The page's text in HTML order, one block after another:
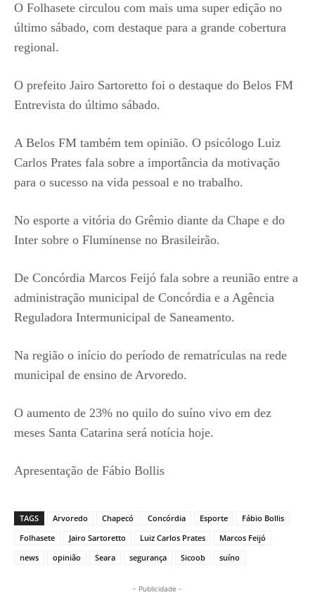
O Folhasete circulou com mais uma super edição no
último sábado, com destaque para a grande cobertura
regional.
O prefeito Jairo Sartoretto foi o destaque do Belos FM
Entrevista do último sábado.
A Belos FM também tem opinião. O psicólogo Luiz
Carlos Prates fala sobre a importância da motivação
para o sucesso na vida pessoal e no trabalho.
No esporte a vitória do Grêmio diante da Chape e do
Inter sobre o Fluminense no Brasileirão.
De Concórdia Marcos Feijó fala sobre a reunião entre a
administração municipal de Concórdia e a Agência
Reguladora Intermunicipal de Saneamento.
Na região o início do período de rematrículas na rede
municipal de ensino de Arvoredo.
O aumento de 23% no quilo do suíno vivo em dez
meses Santa Catarina será notícia hoje.
Apresentação de Fábio Bollis
TAGS Arvoredo Chapecó Concórdia Esporte
Fábio Bollis
Folhasete
Jairo Sartoretto Luiz Carlos Prates
Marcos Feijó
news
opinião Seara segurança Sicoob suíno
- Publicidade -